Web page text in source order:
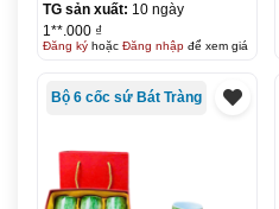
TG sản xuất: 10 ngày
1**.000 ₫
Đăng kýhoặc Đăng nhậpđể xem giá
Bộ 6 cốc sứ Bát Tràng